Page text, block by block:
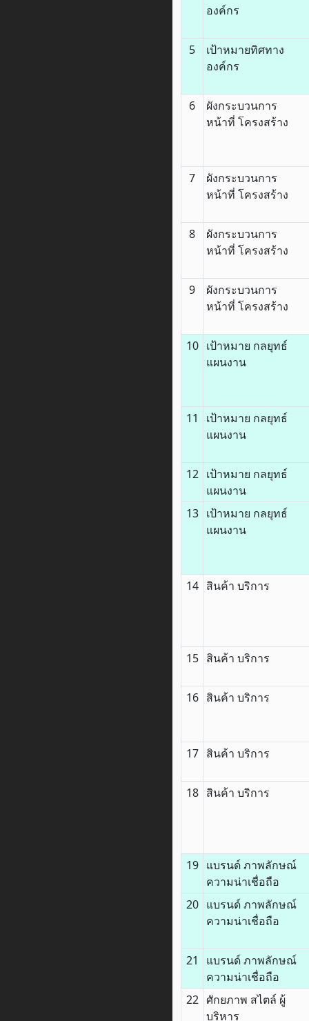
องค์กร
5
เป้าหมายทิศทาง
องค์กร
6
ผังกระบวนการ
หน้าที่ โครงสร้าง
7
ผังกระบวนการ
หน้าที่ โครงสร้าง
8
ผังกระบวนการ
หน้าที่ โครงสร้าง
9
ผังกระบวนการ
หน้าที่ โครงสร้าง
10 เป้าหมาย กลยุทธ์
แผนงาน
11
เป้าหมาย กลยุทธ์
แผนงาน
12 เป้าหมาย กลยุทธ์
แผนงาน
13 เป้าหมาย กลยุทธ์
แผนงาน
14 สินค้า บริการ
15 สินค้า บริการ
16 สินค้า บริการ
17 สินค้า บริการ
18 สินค้า บริการ
19 แบรนด์ ภาพลักษณ์
ความน่าเชื่อถือ
20 แบรนด์ ภาพลักษณ์
ความน่าเชื่อถือ
21
แบรนด์ ภาพลักษณ์
ความน่าเชื่อถือ
22 ศักยภาพ สไตล์ ผู้
บริหาร